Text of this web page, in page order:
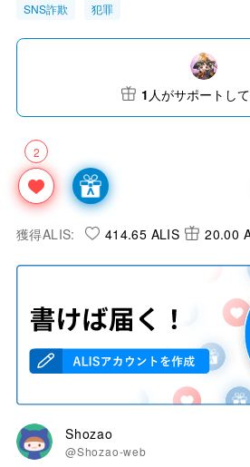
SNS詐欺 犯罪
2
1 人がサポートし
獲得ALIS: 414.65 ALIS 20.00
Shozao
@Shozao-web